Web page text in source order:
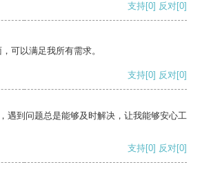
支持[0] 反对[0]
可以满足我所有需求。
支持[0] 反对[0]
遇到问题总是能够及时解决，让我能够安心工
支持[0] 反对[0]